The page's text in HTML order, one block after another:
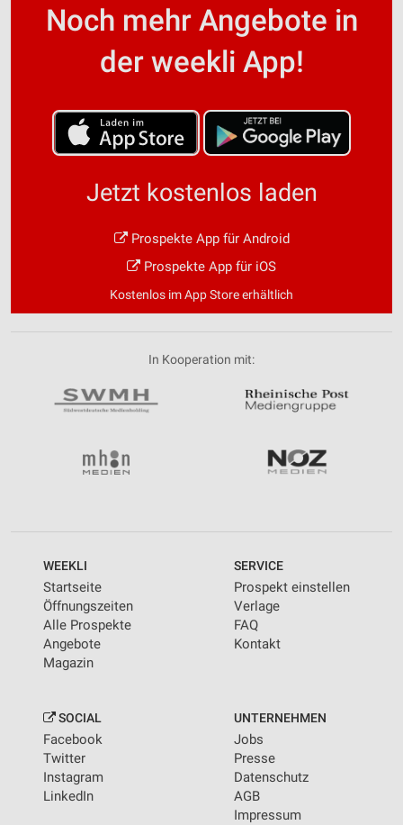
Noch mehr Angebote in
der weekli App!
Jetzt kostenlos laden
Prospekte App für Android
Prospekte App für iOS
Kostenlos im App Store erhältlich
In Kooperation mit:
WEEKLI
Startseite
Öffnungszeiten
Alle Prospekte
Angebote
Magazin
SERVICE
Prospekt einstellen
Verlage
FAQ
Kontakt
SOCIAL
Facebook
Twitter
Instagram
LinkedIn
UNTERNEHMEN
Jobs
Presse
Datenschutz
AGB
Impressum